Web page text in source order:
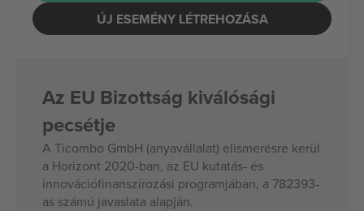
ÚJ ESEMÉNY LÉTREHOZÁSA
Az EU Bizottság kiválósági
pecsétje
A Ticombo GmbH (anyavállalat) elismerésre kerül
a Horizont 2020-ban, az EU kutatás- és
innovációfinanszírozási programjában, a 782393-
as számú javaslata alapján.